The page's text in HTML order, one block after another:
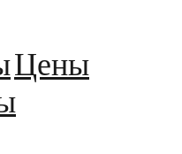
Цены